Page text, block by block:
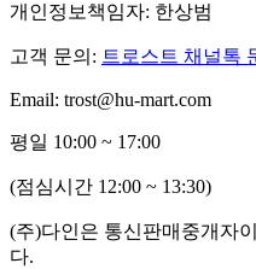
개인정보책임자: 한상범
고객 문의: 트로스트 채널톡
Email: trost@hu-mart.com
평일 10:00 ~ 17:00
(점심시간 12:00 ~ 13:30)
(주)다인은 통신판매중개자
다.